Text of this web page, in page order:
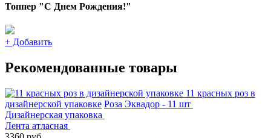
Топпер "С Днем Рождения!"
+ Добавить
Рекомендованные товары
11 красных роз в
дизайнерской упаковке Роза Эквадор - 11 шт
Дизайнерская упаковка
Лента атласная